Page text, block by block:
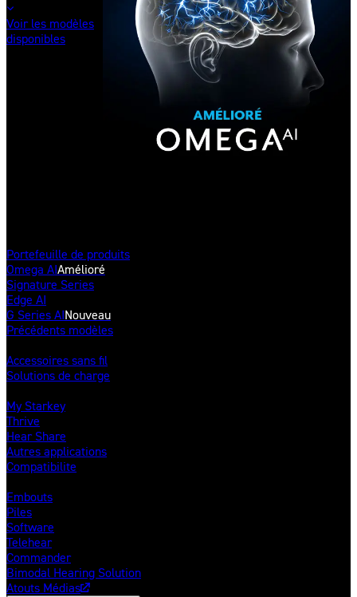
Voir les modèles
disponibles
Portefeuille de produits
Omega AIAmélioré
Signature Series
Edge AI
G Series AINouveau
Précédents modèles
Accessoires sans fil
Solutions de charge
My Starkey
Thrive
Hear Share
Autres applications
Compatibilite
Embouts
Piles
Software
Telehear
Commander
Bimodal Hearing Solution
Atouts Médias